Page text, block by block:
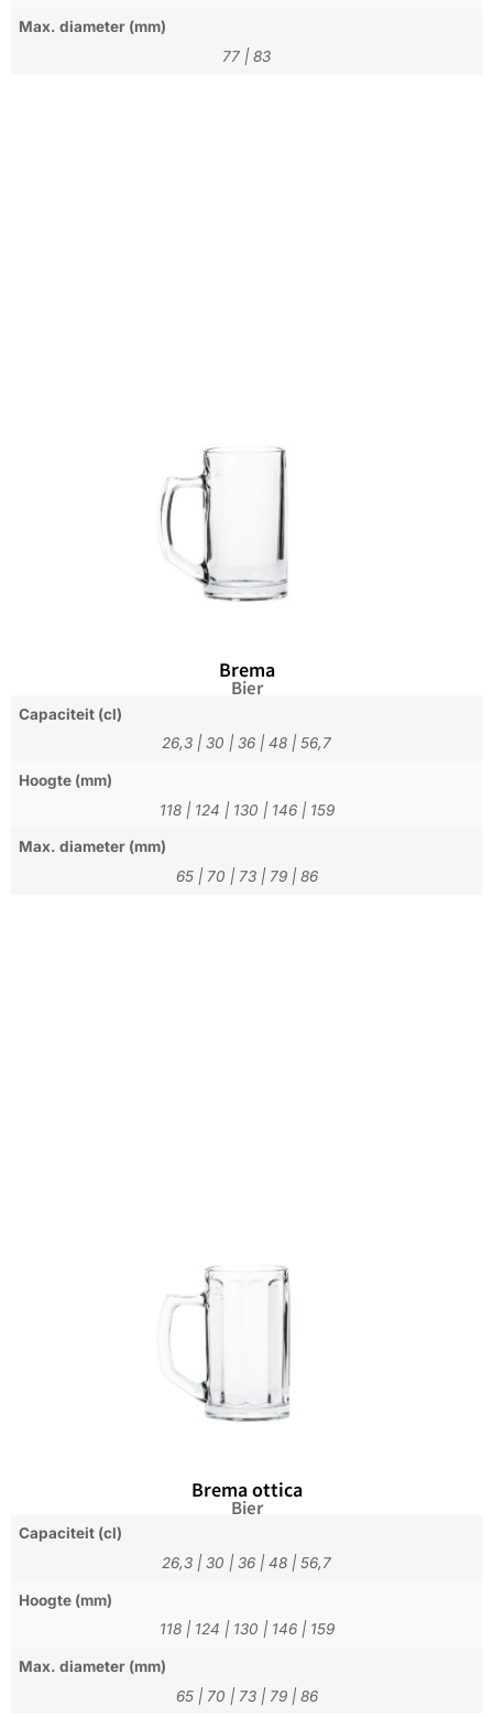
Max. diameter (mm)
77 | 83
Brema
Bier
Capaciteit (cl)
26,3 | 30 | 36 | 48 | 56,7
Hoogte (mm)
118| 124 | 130 | 146| 159
Max. diameter (mm)
65| 70 | 73| 79| 86
Brema ottica
Bier
Capaciteit (cl)
26,3 | 30 | 36 | 48 | 56,7
Hoogte (mm)
118| 124 | 130 | 146| 159
Max. diameter (mm)
65| 70 | 73| 79| 86